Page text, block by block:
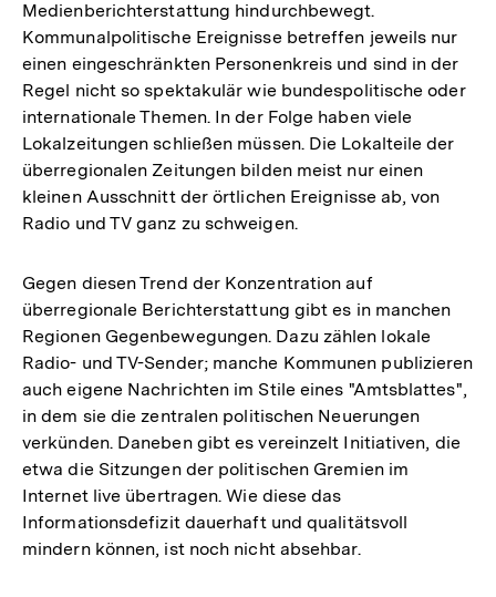
Medienberichterstattung hindurchbewegt.
Kommunalpolitische Ereignisse betreffen jeweils nur
einen eingeschränkten Personenkreis und sind in der
Regel nicht so spektakulär wie bundespolitische oder
internationale Themen. In der Folge haben viele
Lokalzeitungen schließen müssen. Die Lokalteile der
überregionalen Zeitungen bilden meist nur einen
kleinen Ausschnitt der örtlichen Ereignisse ab, von
Radio und TV ganz zu schweigen.
Gegen diesen Trend der Konzentration auf
überregionale Berichterstattung gibt es in manchen
Regionen Gegenbewegungen. Dazu zählen lokale
Radio- und TV-Sender; manche Kommunen publizieren
auch eigene Nachrichten im Stile eines "Amtsblattes",
in dem sie die zentralen politischen Neuerungen
verkünden. Daneben gibt es vereinzelt Initiativen, die
etwa die Sitzungen der politischen Gremien im
Internet live übertragen. Wie diese das
Informationsdefizit dauerhaft und qualitätsvoll
mindern können, ist noch nicht absehbar.